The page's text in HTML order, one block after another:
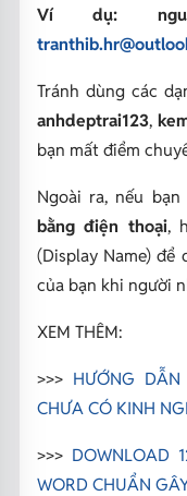
Ví dụ:
Tránh dùng các
anhdeptrai123,
bạn mất điểm
Ngoài ra, nếu
bằng điện thoại,
(Display Name)
của bạn khi người
XEM THÊM:
>>> HƯỚNG
CHƯA CÓ KINH
>>> DOWNLOAD
WORD CHUẨN